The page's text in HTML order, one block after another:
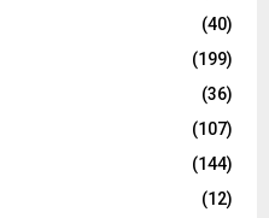
(40)
(199)
(36)
(107)
(144)
(12)